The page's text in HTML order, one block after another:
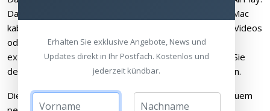
Damit können Sie Inhalte von Ihrem iPhone, iPad oder Mac
kabellos auf die Projektionsfläche übertragen – Fotos, Videos
oder auch Präsentationen. Über Bluetooth lassen sich
externe Lautsprecher oder Kopfhörer verbinden, falls Sie
den Sound erweitern oder individuell anpassen möchten.
Die Sprachsteuerung ermöglicht es, den Projektor bequem
Erhalten Sie exklusive Angebote, News und
Updates direkt in Ihr Postfach. Kostenlos und
jederzeit kündbar.